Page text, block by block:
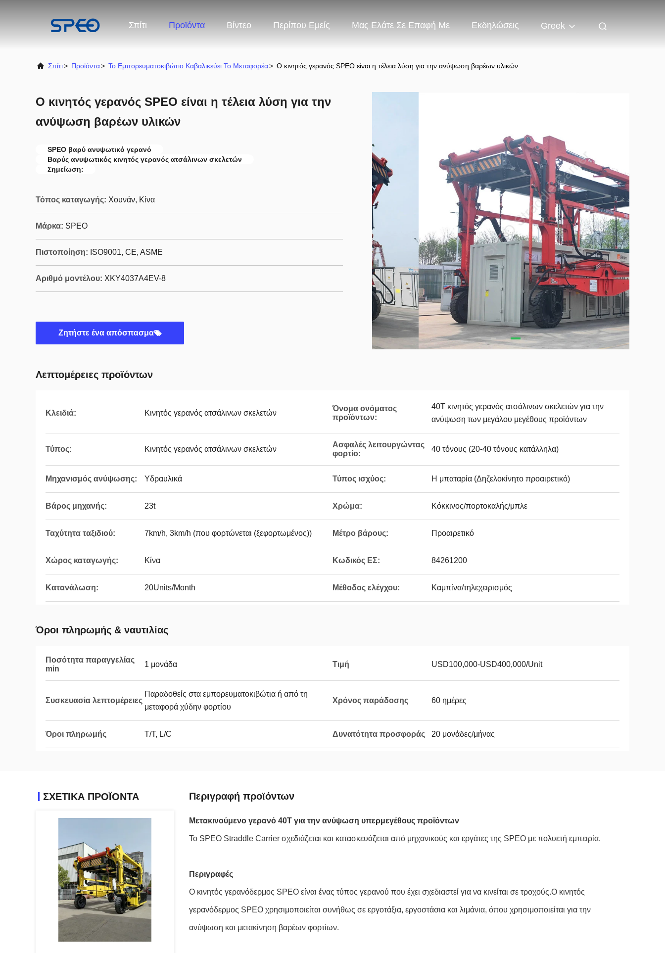
Σπίτι Προϊόντα Βίντεο Περίπου Εμείς Μας Ελάτε Σε Επαφή Με Εκδηλώσεις Greek
Σπίτι> Προϊόντα> Το Εμπορευματοκιβώτιο Καβαλικεύει Το Μεταφορέα> Ο κινητός γερανός SPEO είναι η τέλεια λύση για την ανύψωση βαρέων υλικών
Ο κινητός γερανός SPEO είναι η τέλεια λύση για την
ανύψωση βαρέων υλικών
SPEO βαρύ ανυψωτικό γερανό
Βαρύς ανυψωτικός κινητός γερανός ατσάλινων σκελετών
Σημείωση:
Τόπος καταγωγής: Χουνάν, Κίνα
Μάρκα: SPEO
Πιστοποίηση: ISO9001, CE, ASME
Αριθμό μοντέλου: ΧΚY4037A4EV-8
Ζητήστε ένα απόσπασμα
Λεπτομέρειες προϊόντων
Κλειδιά: Κινητός γερανός ατσάλινων σκελετών
Όνομα ονόματος
προϊόντων:
40T κινητός γερανός ατσάλινων σκελετών για την
ανύψωση των μεγάλου μεγέθους προϊόντων
Τύπος: Κινητός γερανός ατσάλινων σκελετών
Ασφαλές λειτουργώντας
φορτίο:
40 τόνους (20-40 τόνους κατάλληλα)
Μηχανισμός ανύψωσης: Υδραυλικά Τύπος ισχύος: Η μπαταρία (Δηζελοκίνητο προαιρετικό)
Βάρος μηχανής: 23t Χρώμα: Κόκκινος/πορτοκαλής/μπλε
Ταχύτητα ταξιδιού: 7km/h, 3km/h (που φορτώνεται (ξεφορτωμένος)) Μέτρο βάρους: Προαιρετικό
Χώρος καταγωγής: Κίνα Κωδικός ΕΣ: 84261200
Κατανάλωση: 20Units/Month Μέθοδος ελέγχου: Καμπίνα/τηλεχειρισμός
Όροι πληρωμής & ναυτιλίας
Ποσότητα παραγγελίας
min
1 μονάδα Τιμή USD100,000-USD400,000/Unit
Συσκευασία λεπτομέρειες
Παραδοθείς στα εμπορευματοκιβώτια ή από τη
μεταφορά χύδην φορτίου
Χρόνος παράδοσης 60 ημέρες
Όροι πληρωμής T/T, L/C Δυνατότητα προσφοράς 20 μονάδες/μήνας
ΣΧΕΤΙΚΆ ΠΡΟΪΌΝΤΑ Περιγραφή προϊόντων
Μετακινούμενο γερανό 40T για την ανύψωση υπερμεγέθους προϊόντων
Το SPEO Straddle Carrier σχεδιάζεται και κατασκευάζεται από μηχανικούς και εργάτες της SPEO με πολυετή εμπειρία.
Περιγραφές
Ο κινητός γερανόδερμος SPEO είναι ένας τύπος γερανού που έχει σχεδιαστεί για να κινείται σε τροχούς.Ο κινητός
γερανόδερμος SPEO χρησιμοποιείται συνήθως σε εργοτάξια, εργοστάσια και λιμάνια, όπου χρησιμοποιείται για την
ανύψωση και μετακίνηση βαρέων φορτίων.